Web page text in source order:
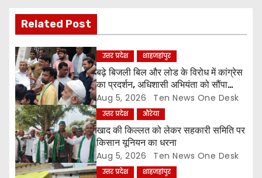
i
g
a
t
i
o
n
Related Post
उत्तर प्रदेश शाहजहांपुर
बढ़े बिजली बिल और लोड के विरोध में कांग्रेस
का प्रदर्शन, अधिशासी अभियंता को सौंपा
ज्ञापन
Aug 5, 2026 Ten News One Desk
उत्तर प्रदेश औरेया
खाद की किल्लत को लेकर सहकारी समिति पर
किसान यूनियन का धरना
Aug 5, 2026 Ten News One Desk
उत्तर प्रदेश शाहजहांपुर